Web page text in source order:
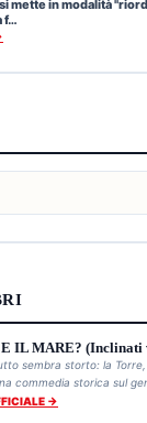
mette in modalità
f…
IL MARE? (Inclinati
sembra storto: la
commedia storica sul
→